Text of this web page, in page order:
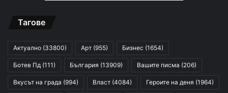
Тагове
Актуално (33800) Арт (955) Бизнес (1654)
Ботев Пд (111) България (13909) Вашите писма (206)
Вкусът на града (994) Власт (4084) Героите на деня (1964)